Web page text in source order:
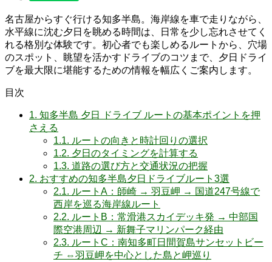
名古屋からすぐ行ける知多半島。海岸線を車で走りながら、
水平線に沈む夕日を眺める時間は、日常を少し忘れさせてく
れる格別な体験です。初心者でも楽しめるルートから、穴場
のスポット、眺望を活かすドライブのコツまで、夕日ドライ
ブを最大限に堪能するための情報を幅広くご案内します。
目次
1. 知多半島 夕日 ドライブ ルートの基本ポイントを押
さえる
1.1. ルートの向きと時計回りの選択
1.2. 夕日のタイミングを計算する
1.3. 道路の選び方と交通状況の把握
2. おすすめの知多半島夕日ドライブルート3選
2.1. ルートA：師崎 → 羽豆岬 → 国道247号線で
西岸を巡る海岸線ルート
2.2. ルートB：常滑港スカイデッキ発 → 中部国
際空港周辺 → 新舞子マリンパーク経由
2.3. ルートC：南知多町日間賀島サンセットビー
チ ⇔羽豆岬を中心とした島と岬巡り